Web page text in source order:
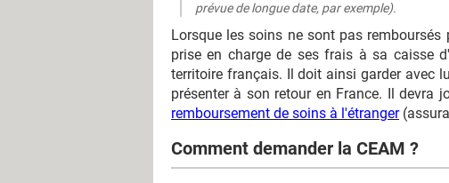
prévue de longue date, par exemple).
Lorsque les soins ne sont pas
prise en charge de ses frais à sa caisse
territoire français. Il doit ainsi garder avec
présenter à son retour en France. Il devra
remboursement de soins à l'étranger
Comment demander la CEAM ?